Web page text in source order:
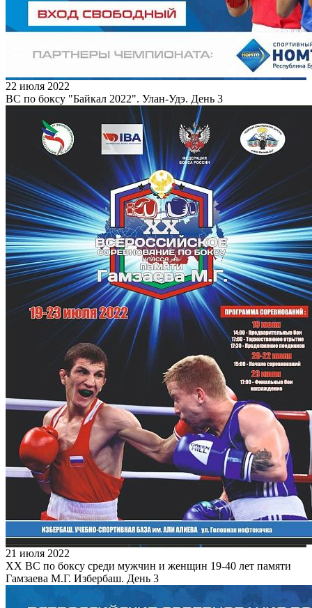
22 июля 2022
ВС по боксу "Байкал 2022". Улан-Удэ. День 3
21 июля 2022
XX ВС по боксу среди мужчин и женщин 19-40 лет памяти
Гамзаева М.Г. Избербаш. День 3